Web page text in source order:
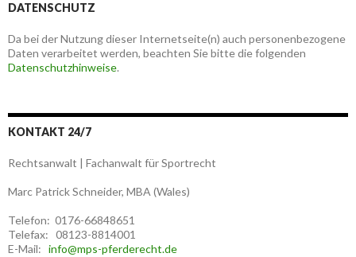
DATENSCHUTZ
Da bei der Nutzung dieser Internetseite(n) auch personenbezogene
Daten verarbeitet werden, beachten Sie bitte die folgenden
Datenschutzhinweise.
KONTAKT 24/7
Rechtsanwalt | Fachanwalt für Sportrecht
Marc Patrick Schneider, MBA (Wales)
Telefon: 0176-66848651
Telefax: 08123-8814001
E-Mail: info@mps-pferderecht.de